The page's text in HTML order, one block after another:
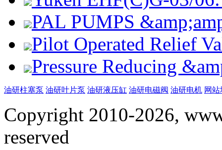
PAL PUMPS
Pilot Operated Relief
Pressure Reducing
油研柱塞泵 油研叶片泵 油研液压缸 油研电磁阀 油研电机 网
Copyright 2010-2026,
reserved